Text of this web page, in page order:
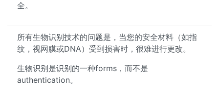
全。
所有生物识别技术的问题是，当您的安全材料（如指
纹，视网膜或DNA）受到损害时，很难进行更改。
生物识别是识别的一种forms，而不是
authentication。